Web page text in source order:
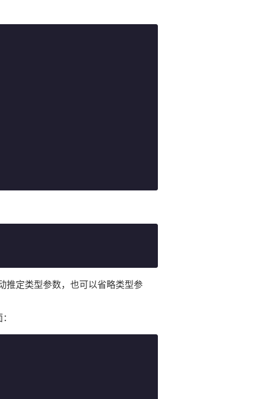
推定类型参数，也可以省略类型参